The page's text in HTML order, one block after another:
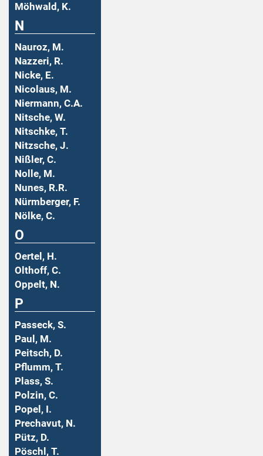
Möhwald, K.
N
Nauroz, M.
Nazzeri, R.
Nicke, E.
Nicolaus, M.
Niermann, C.A.
Nitsche, W.
Nitschke, T.
Nitzsche, J.
Nißler, C.
Nolle, M.
Nunes, R.R.
Nürmberger, F.
Nölke, C.
O
Oertel, H.
Olthoff, C.
Oppelt, N.
P
Passeck, S.
Paul, M.
Peitsch, D.
Pflumm, T.
Plass, S.
Polzin, C.
Popel, I.
Prechavut, N.
Pütz, D.
Pöschl, T.